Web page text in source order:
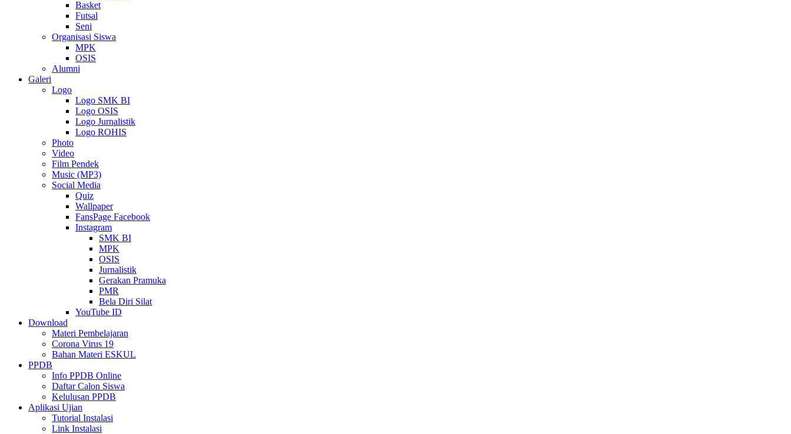
Basket
Futsal
Seni
Organisasi Siswa
MPK
OSIS
Alumni
Galeri
Logo
Logo SMK BI
Logo OSIS
Logo Jurnalistik
Logo ROHIS
Photo
Video
Film Pendek
Music (MP3)
Social Media
Quiz
Wallpaper
FansPage Facebook
Instagram
SMK BI
MPK
OSIS
Jurnalistik
Gerakan Pramuka
PMR
Bela Diri Silat
YouTube ID
Download
Materi Pembelajaran
Corona Virus 19
Bahan Materi ESKUL
PPDB
Info PPDB Online
Daftar Calon Siswa
Kelulusan PPDB
Aplikasi Ujian
Tutorial Instalasi
Link Instalasi